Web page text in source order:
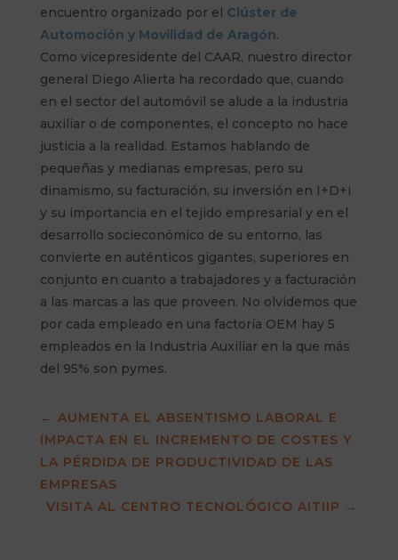
encuentro organizado por el Clúster de
Automoción y Movilidad de Aragón.
Como vicepresidente del CAAR, nuestro director
general Diego Alierta ha recordado que, cuando
en el sector del automóvil se alude a la industria
auxiliar o de componentes, el concepto no hace
justicia a la realidad. Estamos hablando de
pequeñas y medianas empresas, pero su
dinamismo, su facturación, su inversión en I+D+i
y su importancia en el tejido empresarial y en el
desarrollo socieconómico de su entorno, las
convierte en auténticos gigantes, superiores en
conjunto en cuanto a trabajadores y a facturación
a las marcas a las que proveen. No olvidemos que
por cada empleado en una factoría OEM hay 5
empleados en la Industria Auxiliar en la que más
del 95% son pymes.
← AUMENTA EL ABSENTISMO LABORAL E
IMPACTA EN EL INCREMENTO DE COSTES Y
LA PÉRDIDA DE PRODUCTIVIDAD DE LAS
EMPRESAS
VISITA AL CENTRO TECNOLÓGICO AITIIP →